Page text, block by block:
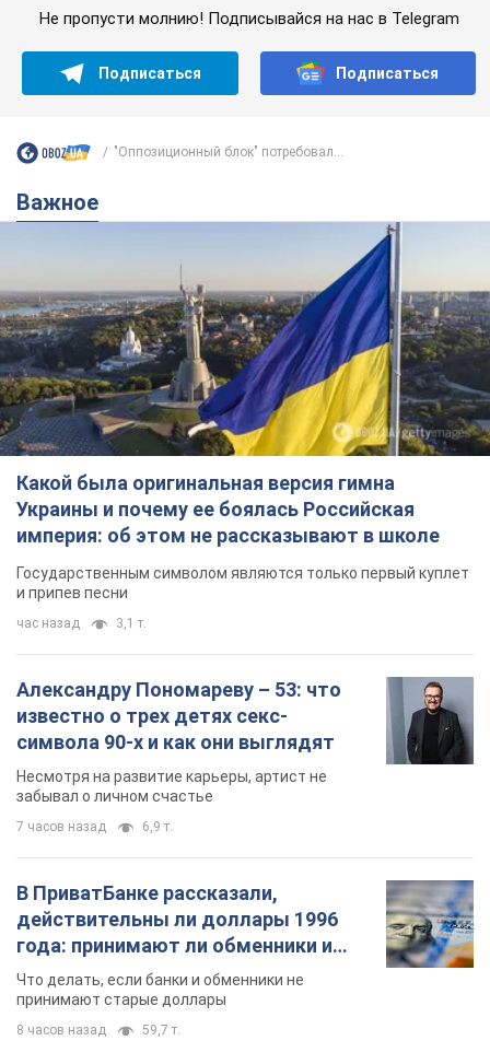
Не пропусти молнию! Подписывайся на нас в Telegram
Подписаться Подписаться
"Оппозиционный блок" потребовал...
Важное
Какой была оригинальная версия гимна
Украины и почему ее боялась Российская
империя: об этом не рассказывают в школе
Государственным символом являются только первый куплет
и припев песни
час назад 3,1 т.
Александру Пономареву – 53: что
известно о трех детях секс-
символа 90-х и как они выглядят
Несмотря на развитие карьеры, артист не
забывал о личном счастье
7 часов назад 6,9 т.
В ПриватБанке рассказали,
действительны ли доллары 1996
года: принимают ли обменники и
банки такие купюры
Что делать, если банки и обменники не
принимают старые доллары
8 часов назад 59,7 т.